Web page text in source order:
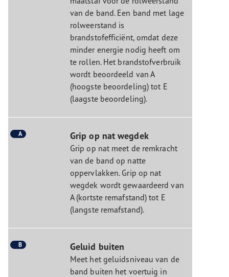
van de band. Een band met lage
rolweerstand is
brandstofefficiënt, omdat deze
minder energie nodig heeft om
te rollen. Het brandstofverbruik
wordt beoordeeld van A
(hoogste beoordeling) tot E
(laagste beoordeling).
A Grip op nat wegdek
Grip op nat meet de remkracht
van de band op natte
oppervlakken. Grip op nat
wegdek wordt gewaardeerd van
A (kortste remafstand) tot E
(langste remafstand).
B Geluid buiten
Meet het geluidsniveau van de
band buiten het voertuig in